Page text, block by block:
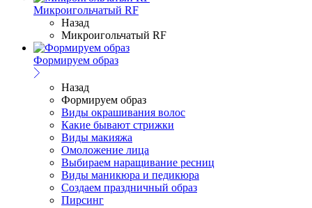
Микроигольчатый RF
Назад
Микроигольчатый RF
Формируем образ
Назад
Формируем образ
Виды окрашивания волос
Какие бывают стрижки
Виды макияжа
Омоложение лица
Выбираем наращивание ресниц
Виды маникюра и педикюра
Создаем праздничный образ
Пирсинг